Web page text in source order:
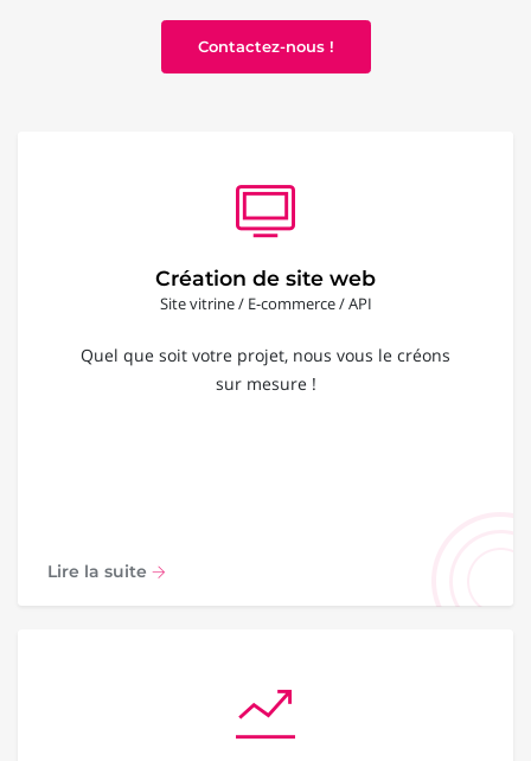
Contactez-nous !
Création de site web
Site vitrine / E-commerce / API
Quel que soit votre projet, nous vous le créons
sur mesure !
Lire la suite